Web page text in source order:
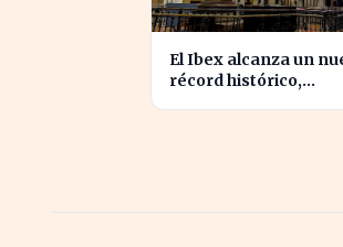
El Ibex alcanza un
récord histórico,